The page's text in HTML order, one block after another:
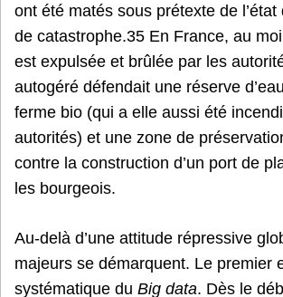
ont été matés sous prétexte de l’état
de catastrophe.35 En France, au
est expulsée et brûlée par les
autogéré défendait une réserve
ferme bio (qui a elle aussi été
autorités) et une zone de
contre la construction d’un port de
les bourgeois.
Au-delà d’une attitude répressive
majeurs se démarquent. Le premier
systématique du Big data. Dès le